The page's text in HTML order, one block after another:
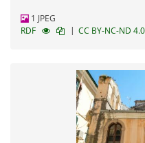
1 JPEG
RDF
| CC BY-NC-ND